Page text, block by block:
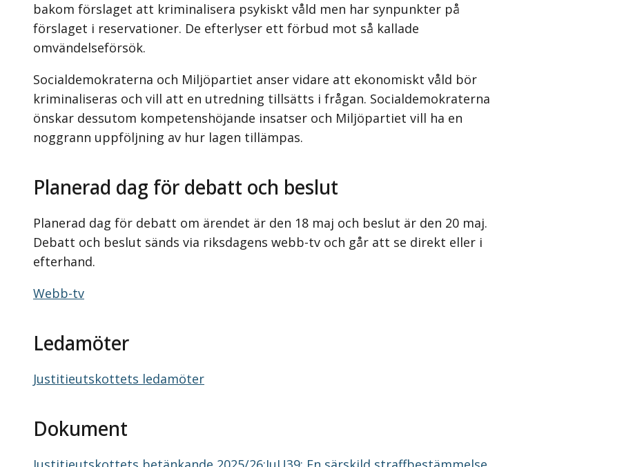
bakom förslaget att kriminalisera psykiskt våld men har synpunkter på
förslaget i reservationer. De efterlyser ett förbud mot så kallade
omvändelseförsök.
Socialdemokraterna och Miljöpartiet anser vidare att ekonomiskt våld bör
kriminaliseras och vill att en utredning tillsätts i frågan. Socialdemokraterna
önskar dessutom kompetenshöjande insatser och Miljöpartiet vill ha en
noggrann uppföljning av hur lagen tillämpas.
Planerad dag för debatt och beslut
Planerad dag för debatt om ärendet är den 18 maj och beslut är den 20 maj.
Debatt och beslut sänds via riksdagens webb-tv och går att se direkt eller i
efterhand.
Webb-tv
Ledamöter
Justitieutskottets ledamöter
Dokument